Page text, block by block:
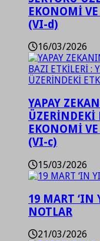
EKONOMİ
(VI-d)
16/03/2026
YAPAY
ÜZERİNDEKİ
EKONOMİ
(VI-c)
15/03/2026
19 MART
NOTLAR
21/03/2026